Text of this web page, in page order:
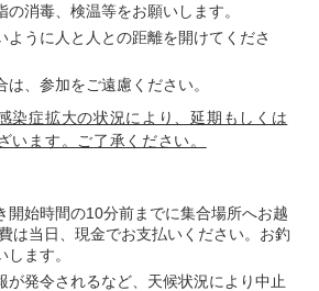
の消毒、検温等をお願いします。
ように人と人との距離を開けてくださ
、参加をご遠慮ください。
染症拡大の状況により、延期もしくは
います。ご了承ください。
開始時間の10分前までに集合場所へお越
は当日、現金でお支払いください。お釣
します。
が発令されるなど、天候状況により中止